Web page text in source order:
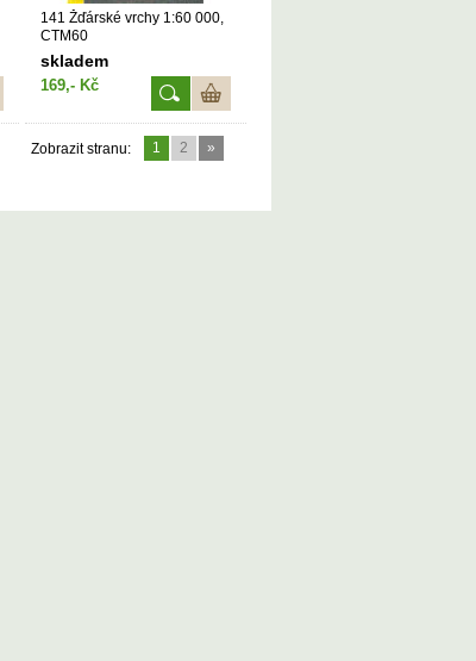
141 Žďárské vrchy 1:60 000,
CTM60
skladem
169,- Kč
Zobrazit stranu: 1 2 »